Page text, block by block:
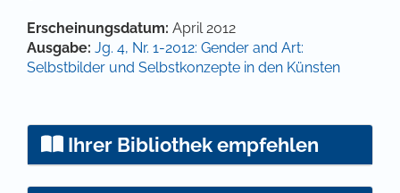
Artikel-Details
Erscheinungsdatum: April 2012
Ausgabe: Jg. 4, Nr. 1-2012: Gender and Art:
Selbstbilder und Selbstkonzepte in den Künsten
Ihrer Bibliothek empfehlen